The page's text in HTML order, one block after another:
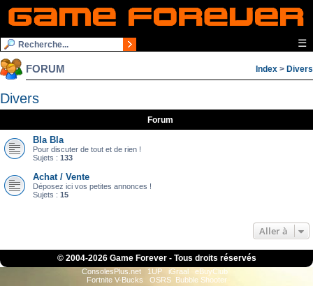
☰
FORUM Index > Divers
Divers
Forum
Bla Bla
Pour discuter de tout et de rien !
Sujets : 133
Achat / Vente
Déposez ici vos petites annonces !
Sujets : 15
Aller à
© 2004-2026 Game Forever - Tous droits réservés
ConsolesPlus.net 1UP iGraal
eBuyClub
Fortnite V-Bucks
OSRS Bubble Shooter